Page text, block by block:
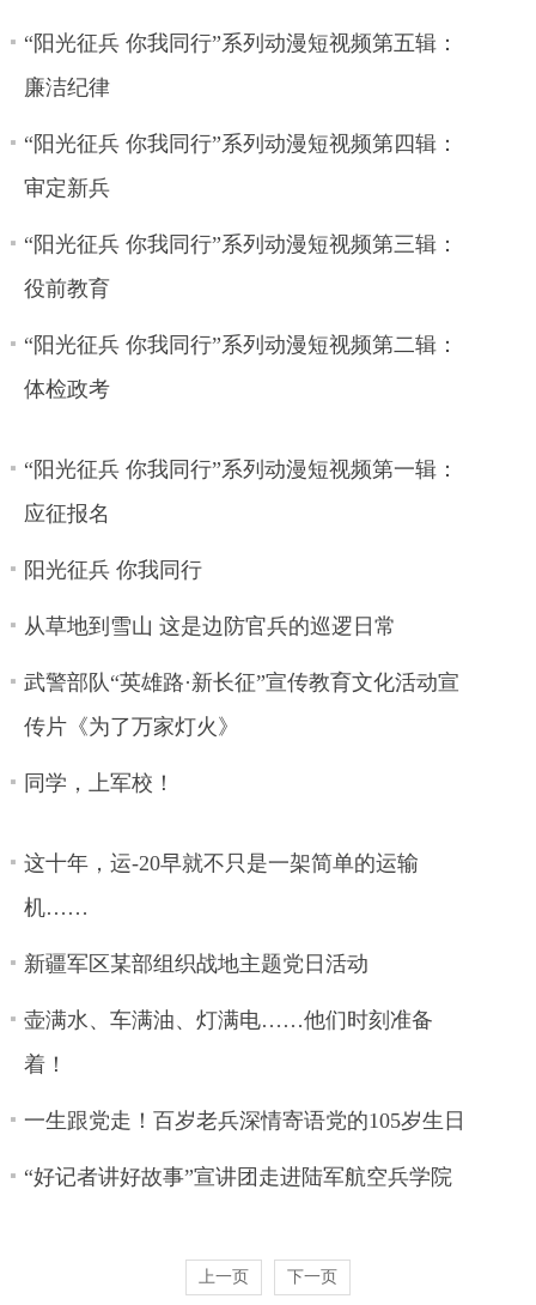
“阳光征兵 你我同行”系列动漫短视频第五辑：
廉洁纪律
“阳光征兵 你我同行”系列动漫短视频第四辑：
审定新兵
“阳光征兵 你我同行”系列动漫短视频第三辑：
役前教育
“阳光征兵 你我同行”系列动漫短视频第二辑：
体检政考
“阳光征兵 你我同行”系列动漫短视频第一辑：
应征报名
阳光征兵 你我同行
从草地到雪山 这是边防官兵的巡逻日常
武警部队“英雄路·新长征”宣传教育文化活动宣
传片《为了万家灯火》
同学，上军校！
这十年，运-20早就不只是一架简单的运输
机……
新疆军区某部组织战地主题党日活动
壶满水、车满油、灯满电……他们时刻准备
着！
一生跟党走！百岁老兵深情寄语党的105岁生日
“好记者讲好故事”宣讲团走进陆军航空兵学院
上一页 下一页